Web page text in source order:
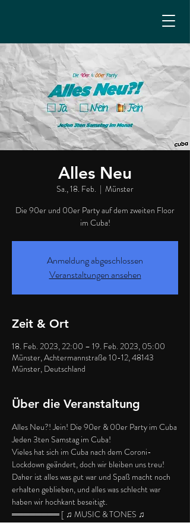
Alles Neu
Sa., 18. Feb.
  |
Münster
Die 90er und 00er Party auf dem zweiten Floor
im Cuba!
Anmeldung abgeschlossen
Veranstaltungen ansehen
Zeit & Ort
18. Feb. 2023, 22:00 – 19. Feb. 2023, 05:00
Münster, Achtermannstraße 10-12, 48143
Münster, Deutschland
Über die Veranstaltung
Alles Neu?! Jein! Die 90er & 00er Party im Cuba
Jeden 3ten Samstag im Cuba!
Vieles hat sich im Cuba nach dem Coroni-
Lockdown geändert, doch wir bleiben uns treu!
Daher ist alles was gut war und Spaß macht noch
erhalten geblieben, und alles was schlecht war
haben wir hochkant beseitigt.
════════ [ ♫ MUSIC & TONES ♫